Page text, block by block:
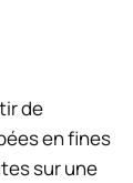
de
en fines
sur une